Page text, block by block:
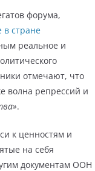
форума,
в стране
реальное и
отмечают, что
волна репрессий и
.
к ценностям и
на себя
документам ООН